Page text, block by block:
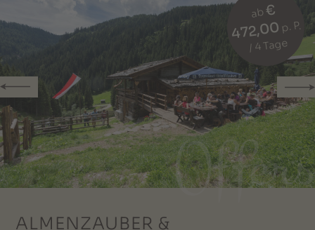
ab€
472,00 p. P.
/ 4 Tage
ALMENZAUBER &